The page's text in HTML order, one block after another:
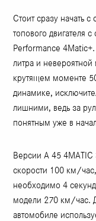
Стоит сразу начать
топового двигателя
Performance
литра и
крутящем моменте
динамике,
лишними, ведь за
понятным уже в
Версии A 45 4MATIC
скорости 100 км/
необходимо 4
модели 270 км/час.
автомобиле